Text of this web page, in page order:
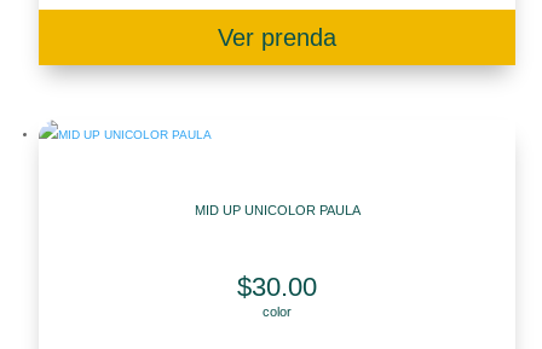
Ver prenda
MID UP UNICOLOR PAULA
$30.00
color